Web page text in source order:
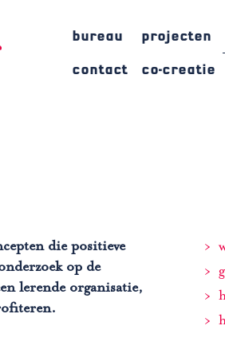
bureau
contact
projecten
co-creatie
die positieve
op de
lerende organisatie,